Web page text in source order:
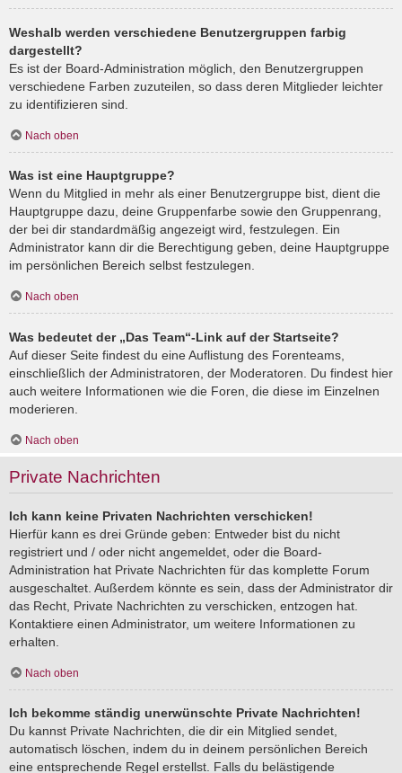
Weshalb werden verschiedene Benutzergruppen farbig
dargestellt?
Es ist der Board-Administration möglich, den Benutzergruppen
verschiedene Farben zuzuteilen, so dass deren Mitglieder leichter
zu identifizieren sind.
Nach oben
Was ist eine Hauptgruppe?
Wenn du Mitglied in mehr als einer Benutzergruppe bist, dient die
Hauptgruppe dazu, deine Gruppenfarbe sowie den Gruppenrang,
der bei dir standardmäßig angezeigt wird, festzulegen. Ein
Administrator kann dir die Berechtigung geben, deine Hauptgruppe
im persönlichen Bereich selbst festzulegen.
Nach oben
Was bedeutet der „Das Team“-Link auf der Startseite?
Auf dieser Seite findest du eine Auflistung des Forenteams,
einschließlich der Administratoren, der Moderatoren. Du findest hier
auch weitere Informationen wie die Foren, die diese im Einzelnen
moderieren.
Nach oben
Private Nachrichten
Ich kann keine Privaten Nachrichten verschicken!
Hierfür kann es drei Gründe geben: Entweder bist du nicht
registriert und / oder nicht angemeldet, oder die Board-
Administration hat Private Nachrichten für das komplette Forum
ausgeschaltet. Außerdem könnte es sein, dass der Administrator dir
das Recht, Private Nachrichten zu verschicken, entzogen hat.
Kontaktiere einen Administrator, um weitere Informationen zu
erhalten.
Nach oben
Ich bekomme ständig unerwünschte Private Nachrichten!
Du kannst Private Nachrichten, die dir ein Mitglied sendet,
automatisch löschen, indem du in deinem persönlichen Bereich
eine entsprechende Regel erstellst. Falls du belästigende